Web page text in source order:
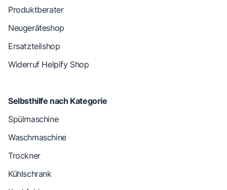
Produktberater
Neugeräteshop
Ersatzteilshop
Widerruf Helpify Shop
Selbsthilfe nach Kategorie
Spülmaschine
Waschmaschine
Trockner
Kühlschrank